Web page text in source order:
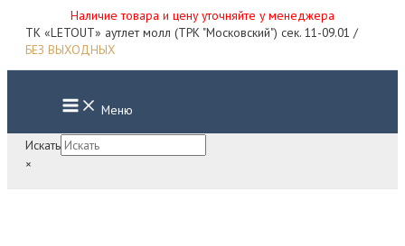
Наличие товара и цену уточняйте у менеджера
Перейти
ТК «LETOUT» аутлет молл (ТРК "Московский") сек. 11-09.01 /
БЕЗ ВЫХОДНЫХ
Main
Menu Меню
Искать
×